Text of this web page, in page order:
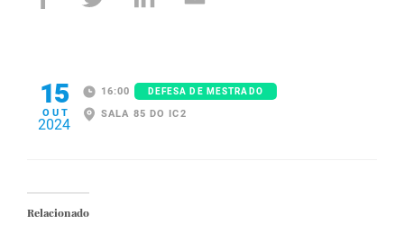
15
OUT
2024
16:00 DEFESA DE MESTRADO
SALA 85 DO IC2
Relacionado